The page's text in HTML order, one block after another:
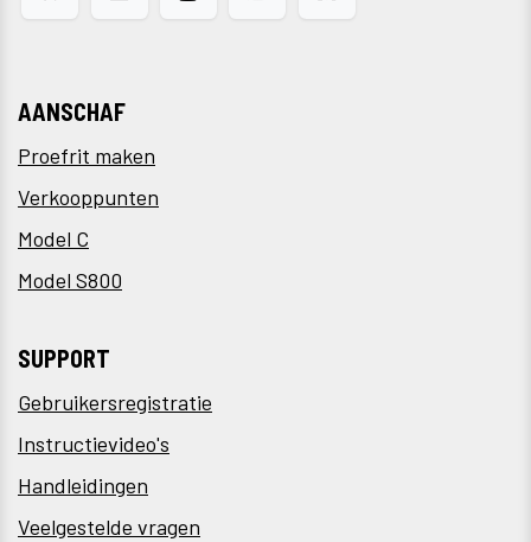
AANSCHAF
Proefrit maken
Verkooppunten
Model C
Model S800
SUPPORT
Gebruikersregistratie
Instructievideo's
Handleidingen
Veelgestelde vragen